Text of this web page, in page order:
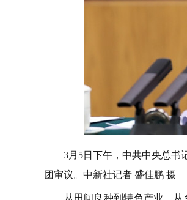
3月5日下午，中共中央总书
团审议。中新社记者 盛佳鹏 摄
从田间良种到特色产业，从